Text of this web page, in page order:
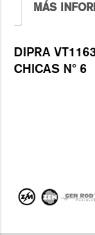
MÁS
DIPRA
CHICAS Nº 6